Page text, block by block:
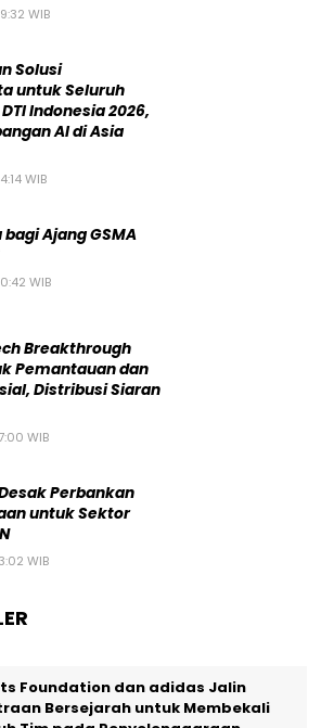
WIB
Solusi
untuk Seluruh
Indonesia 2026,
AI di Asia
WIB
Ajang GSMA
WIB
Breakthrough
Pemantauan dan
Distribusi Siaran
WIB
Perbankan
untuk Sektor
WIB
Foundation dan adidas Jalin
Bersejarah untuk Membekali